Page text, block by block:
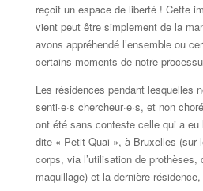
reçoit un espace de liberté ! Cette
vient peut être simplement de la
avons appréhendé l’ensemble ou
certains moments de notre
Les résidences pendant lesquelles
senti·e·s chercheur·e·s, et non
ont été sans conteste celle qui a eu
dite « Petit Quai », à Bruxelles (sur
corps, via l’utilisation de
maquillage) et la dernière